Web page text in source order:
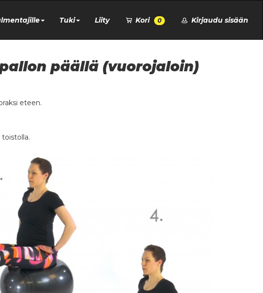
Tuki Liity Kori 0 Kirjaudu sisään
päällä (vuorojaloin)
eteen.